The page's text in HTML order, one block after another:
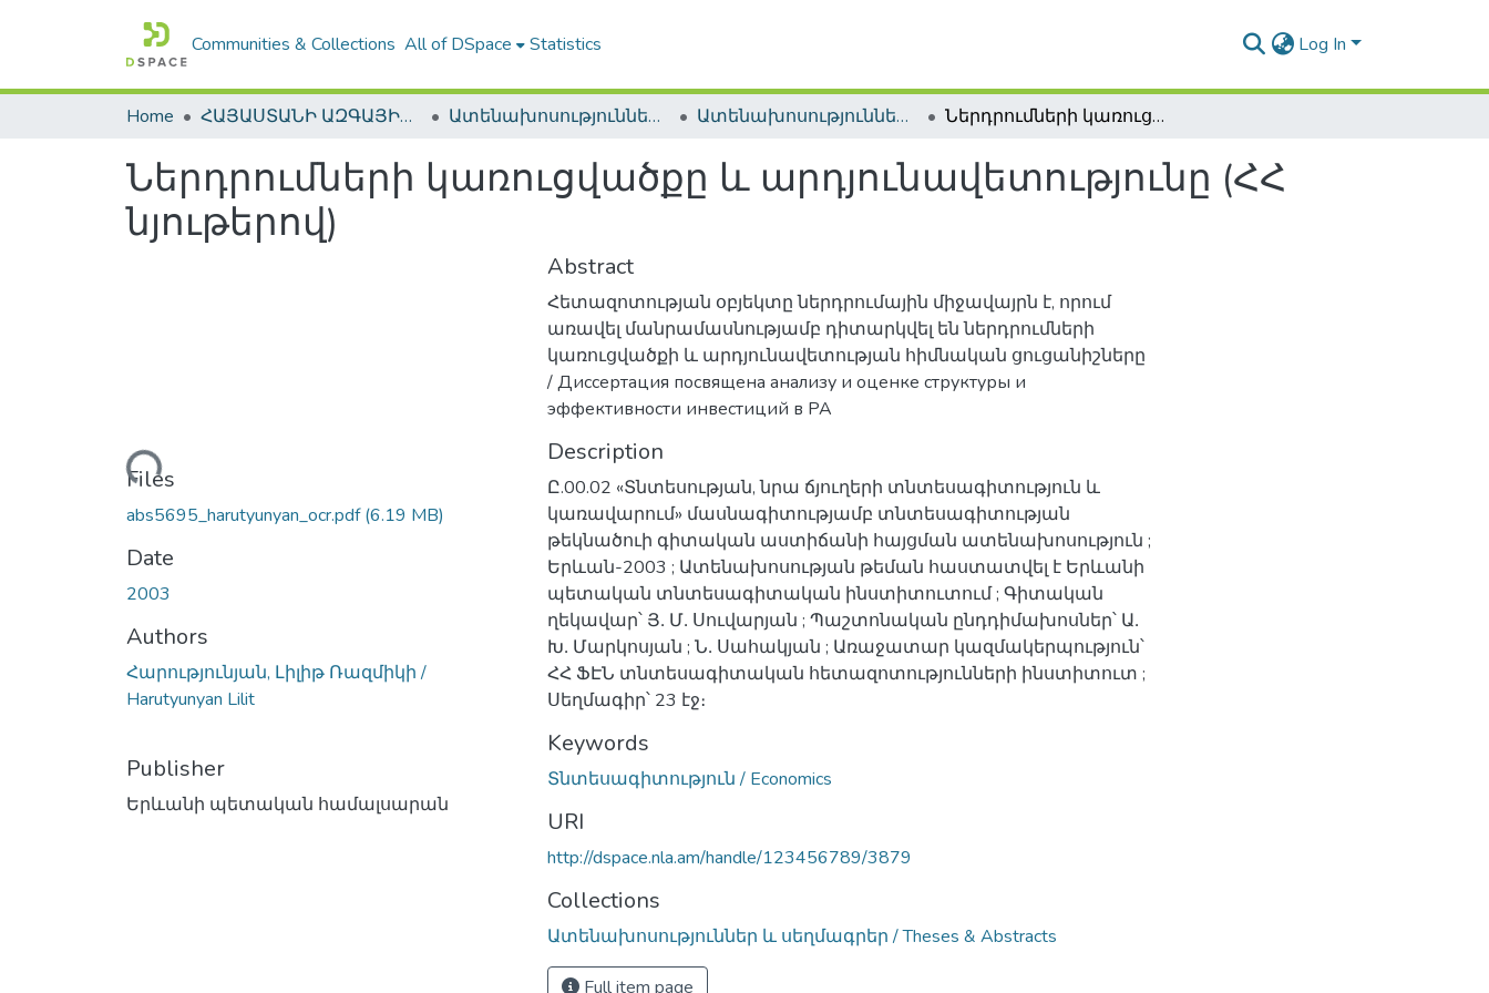
Communities & Collections All of DSpace Statistics Log In
Home ՀԱՅԱՍՏԱՆԻ ԱԶԳԱՅԻՆ ԳՐԱԴԱՐԱՆԻ ԹՎԱՅԻՆ ՊԱՀՈՑ / DIGITAL REPOSITORY OF NLA Ատենախոսություններ և սեղմագրեր / Theses & Abstracts Ատենախոսություններ և սեղմագրեր / Theses & Abstracts Ներդրումների կառուցվածքը և արդյունավետությունը (ՀՀ նյութերով)
Ներդրումների կառուցվածքը և արդյունավետությունը (ՀՀ
նյութերով)
Loading...
Files
abs5695_harutyunyan_ocr.pdf(6.19 MB)
Date
2003
Authors
Հարությունյան, Լիլիթ Ռազմիկի /
Harutyunyan Lilit
Publisher
Երևանի պետական համալսարան
Abstract
Հետազոտության օբյեկտը ներդրումային միջավայրն է, որում
առավել մանրամասնությամբ դիտարկվել են ներդրումների
կառուցվածքի և արդյունավետության հիմնական ցուցանիշները
/ Диссертация посвящена анализу и оценке структуры и
эффективности инвестиций в РА
Description
Ը.00.02 «Տնտեսության, նրա ճյուղերի տնտեսագիտություն և
կառավարում» մասնագիտությամբ տնտեսագիտության
թեկնածուի գիտական աստիճանի հայցման ատենախոսություն ;
Երևան-2003 ; Ատենախոսության թեման հաստատվել է Երևանի
պետական տնտեսագիտական ինստիտուտում ; Գիտական
ղեկավար՝ Յ․ Մ․ Սուվարյան ; Պաշտոնական ընդդիմախոսներ՝ Ա․
Խ․ Մարկոսյան ; Ն․ Սահակյան ; Առաջատար կազմակերպություն՝
ՀՀ ՖԷՆ տնտեսագիտական հետազոտությունների ինստիտուտ ;
Սեղմագիր՝ 23 էջ։
Keywords
Տնտեսագիտություն / Economics
URI
http://dspace.nla.am/handle/123456789/3879
Collections
Ատենախոսություններ և սեղմագրեր / Theses & Abstracts
Full item page